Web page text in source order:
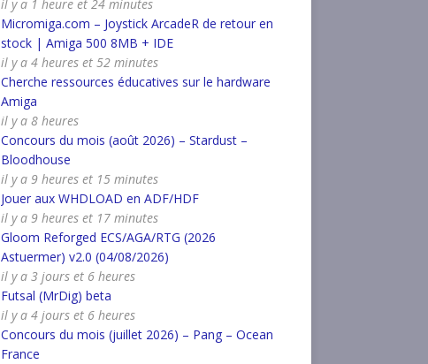
il y a 1 heure et 24 minutes
Micromiga.com – Joystick ArcadeR de retour en
stock | Amiga 500 8MB + IDE
il y a 4 heures et 52 minutes
Cherche ressources éducatives sur le hardware
Amiga
il y a 8 heures
Concours du mois (août 2026) – Stardust –
Bloodhouse
il y a 9 heures et 15 minutes
Jouer aux WHDLOAD en ADF/HDF
il y a 9 heures et 17 minutes
Gloom Reforged ECS/AGA/RTG (2026
Astuermer) v2.0 (04/08/2026)
il y a 3 jours et 6 heures
Futsal (MrDig) beta
il y a 4 jours et 6 heures
Concours du mois (juillet 2026) – Pang – Ocean
France